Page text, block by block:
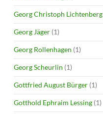
Georg Christoph Lichtenberg
Georg Jäger (1)
Georg Rollenhagen (1)
Georg Scheurlin (1)
Gottfried August Bürger (1)
Gotthold Ephraim Lessing (1)